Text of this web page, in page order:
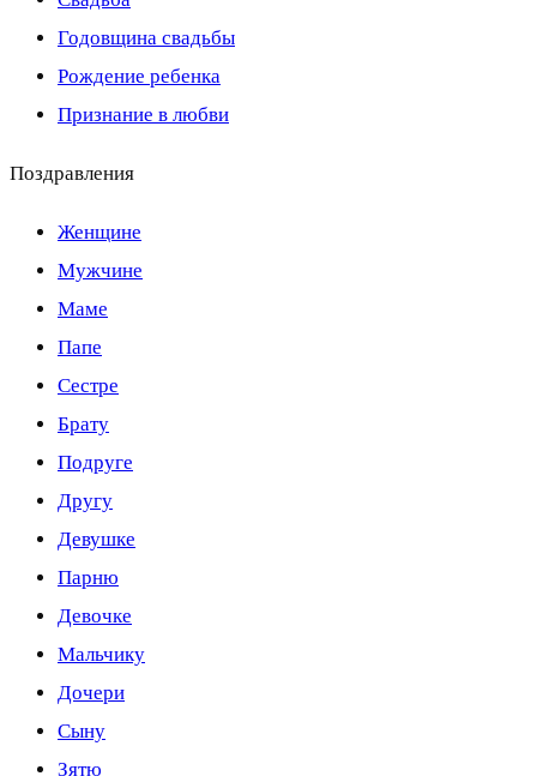
Годовщина свадьбы
Рождение ребенка
Признание в любви
Поздравления
Женщине
Мужчине
Маме
Папе
Сестре
Брату
Подруге
Другу
Девушке
Парню
Девочке
Мальчику
Дочери
Сыну
Зятю